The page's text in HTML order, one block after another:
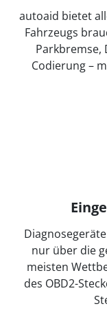
autoaid bietet
Fahrzeugs
Codierung –
nur über die
meisten
des OBD2-